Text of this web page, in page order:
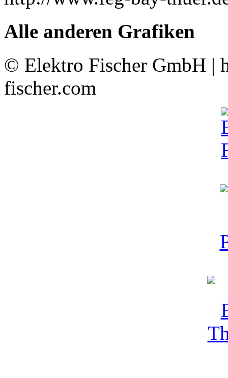
Alle anderen Grafiken
© Elektro Fischer GmbH |
fischer.com